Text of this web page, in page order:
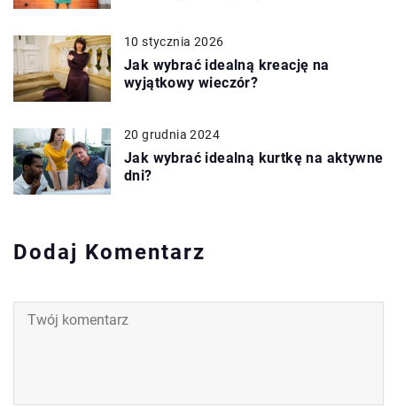
10 stycznia 2026
Jak wybrać idealną kreację na
wyjątkowy wieczór?
20 grudnia 2024
Jak wybrać idealną kurtkę na aktywne
dni?
Dodaj Komentarz